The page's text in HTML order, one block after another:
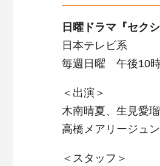
日曜ドラマ『セク
日本テレビ系
毎週日曜 午後10
＜出演＞
木南晴夏、生見愛
高橋メアリージュ
＜スタッフ＞